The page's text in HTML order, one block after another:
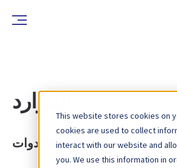
This website stores cookies on
cookies are used to collect
interact with our website and
you. We use this information in
الموارد
الفئة: الأدوات